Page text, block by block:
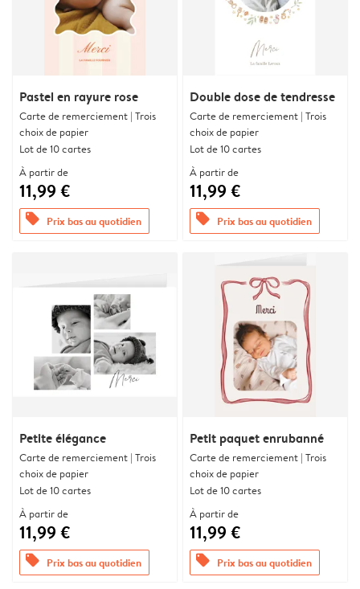
Pastel en rayure rose
Carte de remerciement | Trois
choix de papier
Lot de 10 cartes
À partir de
11,99 €
offers Prix bas au quotidien
Double dose de tendresse
Carte de remerciement | Trois
choix de papier
Lot de 10 cartes
À partir de
11,99 €
offers Prix bas au quotidien
Petite élégance
Carte de remerciement | Trois
choix de papier
Lot de 10 cartes
À partir de
11,99 €
offers Prix bas au quotidien
Petit paquet enrubanné
Carte de remerciement | Trois
choix de papier
Lot de 10 cartes
À partir de
11,99 €
offers Prix bas au quotidien